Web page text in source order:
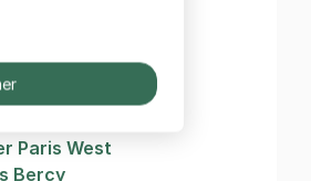
De Lyon
Paris West
Bercy